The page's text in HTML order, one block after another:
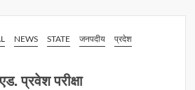
Li
n
NEWS STATE जनपदीय
प्रदेश
प्रवेश परीक्षा